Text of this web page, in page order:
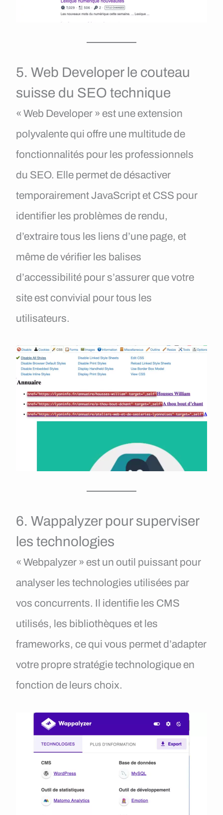
5. Web Developer le couteau
suisse du SEO technique
« Web Developer » est une extension
polyvalente qui offre une multitude de
fonctionnalités pour les professionnels
du SEO. Elle permet de désactiver
temporairement JavaScript et CSS pour
identifier les problèmes de rendu,
d’extraire tous les liens d’une page, et
même de vérifier les balises
d’accessibilité pour s’assurer que votre
site est convivial pour tous les
utilisateurs.
6. Wappalyzer pour superviser
les technologies
« Webpalyzer » est un outil puissant pour
analyser les technologies utilisées par
vos concurrents. Il identifie les CMS
utilisés, les bibliothèques et les
frameworks, ce qui vous permet d’adapter
votre propre stratégie technologique en
fonction de leurs choix.